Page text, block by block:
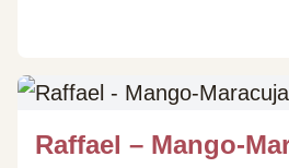
Raffael – Mango-